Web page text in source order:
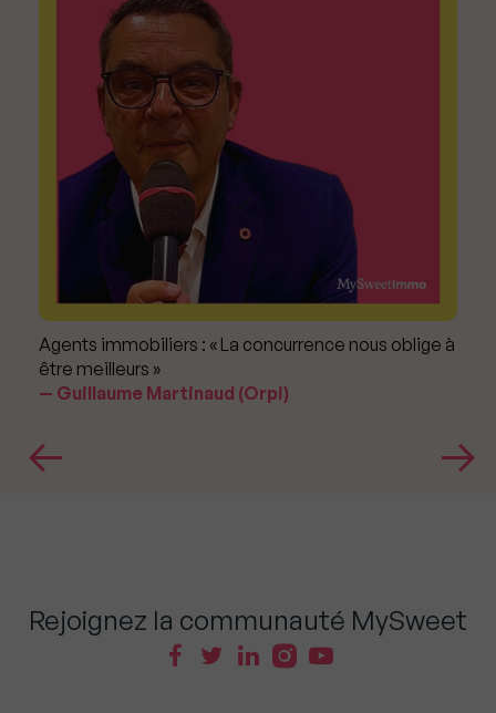
Agents immobiliers : « La concurrence nous oblige à
être meilleurs »
Guillaume Martinaud (Orpi)
Rejoignez la communauté MySweet